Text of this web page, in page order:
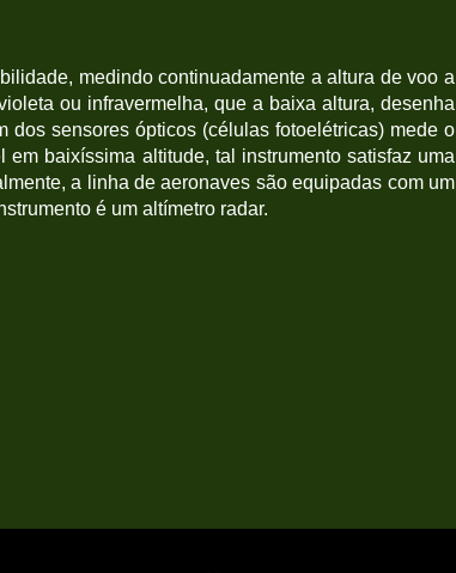
medindo continuadamente a altura de voo a
ou infravermelha, que a baixa altura, desenha
sensores ópticos (células fotoelétricas) mede o
baixíssima altitude, tal instrumento satisfaz uma
a linha de aeronaves são equipadas com um
é um altímetro radar.